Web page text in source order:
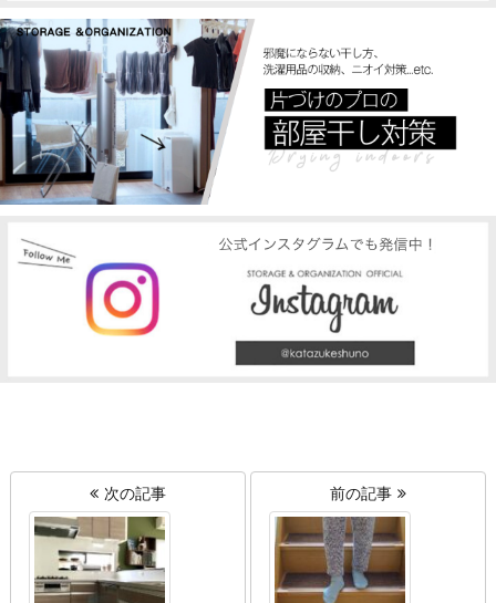
次の記事 前の記事